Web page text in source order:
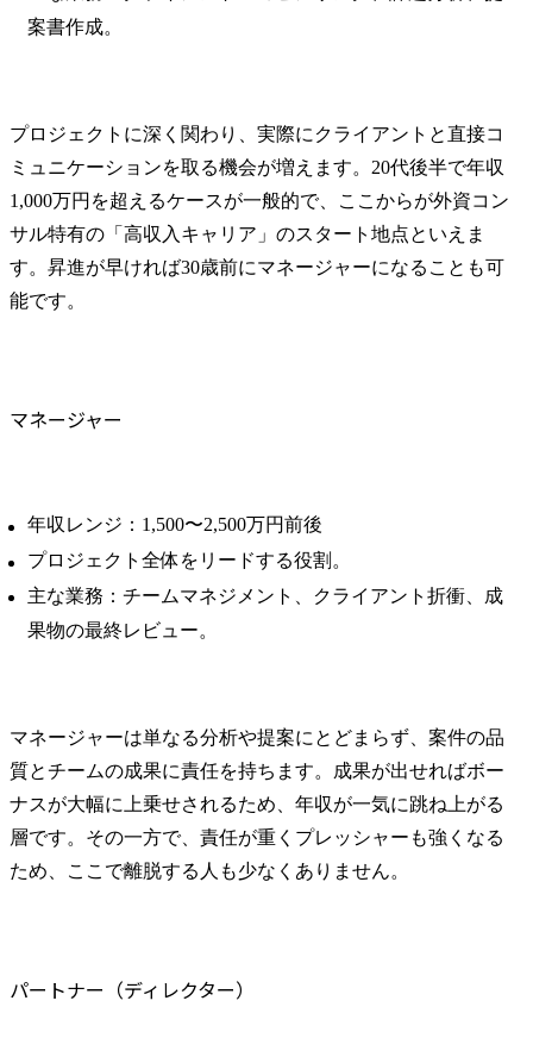
案書作成。
プロジェクトに深く関わり、実際にクライアントと直接コ
ミュニケーションを取る機会が増えます。20代後半で年収
1,000万円を超えるケースが一般的で、ここからが外資コン
サル特有の「高収入キャリア」のスタート地点といえま
す。昇進が早ければ30歳前にマネージャーになることも可
能です。
マネージャー
年収レンジ：1,500〜2,500万円前後
プロジェクト全体をリードする役割。
主な業務：チームマネジメント、クライアント折衝、成
果物の最終レビュー。
マネージャーは単なる分析や提案にとどまらず、案件の品
質とチームの成果に責任を持ちます。成果が出せればボー
ナスが大幅に上乗せされるため、年収が一気に跳ね上がる
層です。その一方で、責任が重くプレッシャーも強くなる
ため、ここで離脱する人も少なくありません。
パートナー（ディレクター）